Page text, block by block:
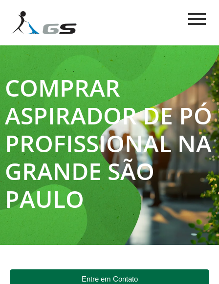
COMPRAR
ASPIRADOR DE PÓ
PROFISSIONAL NA
GRANDE SÃO
PAULO
Entre em Contato